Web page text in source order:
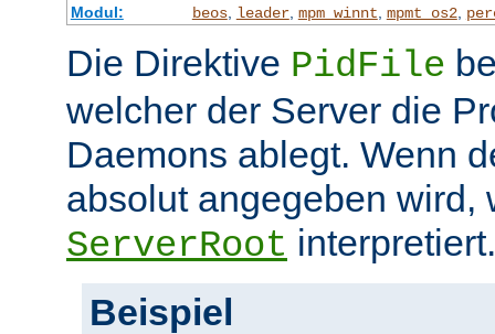
Modul: beos, leader, mpm_winnt mpmt_os2,
Die Direktive PidFile
welcher der Server die
Daemons ablegt. Wenn
absolut angegeben wird,
ServerRoot interpretiert.
Beispiel